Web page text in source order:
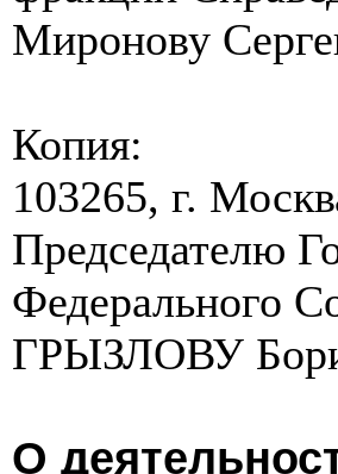
Миронову
Копия:
103265, г.
Председателю
Федерального
ГРЫЗЛОВУ
О